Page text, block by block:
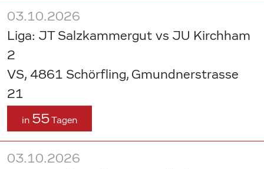
03.10.2026
Liga: JT Salzkammergut vs JU Kirchham
2
VS, 4861 Schörfling, Gmundnerstrasse
21
in 55Tagen
03.10.2026